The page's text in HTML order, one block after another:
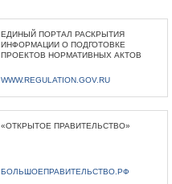
ЕДИНЫЙ ПОРТАЛ РАСКРЫТИЯ
ИНФОРМАЦИИ О ПОДГОТОВКЕ
ПРОЕКТОВ НОРМАТИВНЫХ АКТОВ
WWW.REGULATION.GOV.RU
«ОТКРЫТОЕ ПРАВИТЕЛЬСТВО»
БОЛЬШОЕПРАВИТЕЛЬСТВО.РФ